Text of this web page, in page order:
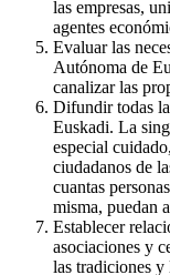
las empresas,
agentes
Evaluar las
Autónoma de
canalizar las
Difundir todas
Euskadi. La
especial
ciudadanos de
cuantas
misma, puedan
Establecer
asociaciones y
las tradiciones y